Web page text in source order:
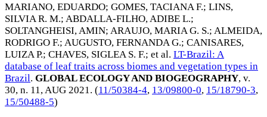
MARIANO, EDUARDO; GOMES, TACIANA F.; LINS,
SILVIA R. M.; ABDALLA-FILHO, ADIBE L.;
SOLTANGHEISI, AMIN; ARAUJO, MARIA G. S.; ALMEIDA,
RODRIGO F.; AUGUSTO, FERNANDA G.; CANISARES,
LUIZA P.; CHAVES, SIGLEA S. F.; et al. LT-Brazil: A
database of leaf traits across biomes and vegetation types in
Brazil. GLOBAL ECOLOGY AND BIOGEOGRAPHY, v.
30, n. 11, AUG 2021 . (11/50384-4, 13/09800-0, 15/18790-3,
15/50488-5)